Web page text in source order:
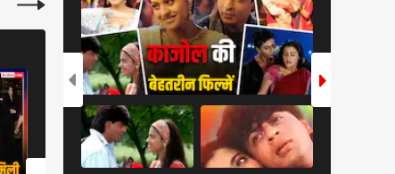
बॉलीवुड
9 Photos
बॉलीवुड
7 Photos